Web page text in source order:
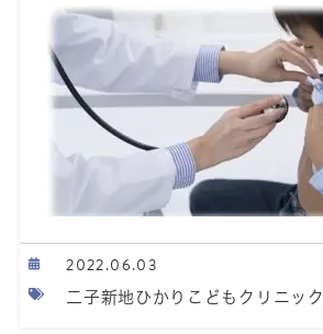
2022.06.03
二子新地ひかりこどもクリニック